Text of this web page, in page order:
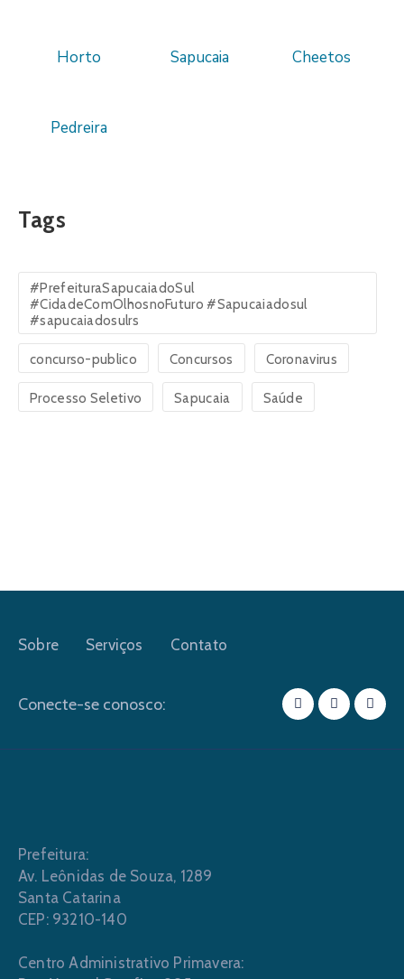
Horto Sapucaia Cheetos
Pedreira
Tags
#PrefeituraSapucaiadoSul
#CidadeComOlhosnoFuturo #Sapucaiadosul
#sapucaiadosulrs
concurso-publico Concursos Coronavirus
Processo Seletivo Sapucaia Saúde
Sobre Serviços Contato
Conecte-se conosco:
Prefeitura:
Av. Leônidas de Souza, 1289
Santa Catarina
CEP: 93210-140
Centro Administrativo Primavera: